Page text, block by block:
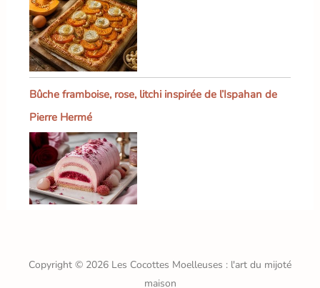
Bûche framboise, rose, litchi inspirée de l’Ispahan de
Pierre Hermé
Copyright © 2026 Les Cocottes Moelleuses : l'art du mijoté
maison